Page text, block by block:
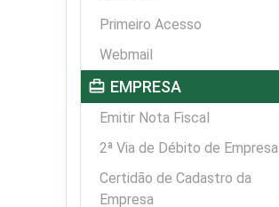
Primeiro Acesso
Webmail
card_travel EMPRESA
Emitir Nota Fiscal
2ª Via de Débito de Empresa
Certidão de Cadastro da
Empresa